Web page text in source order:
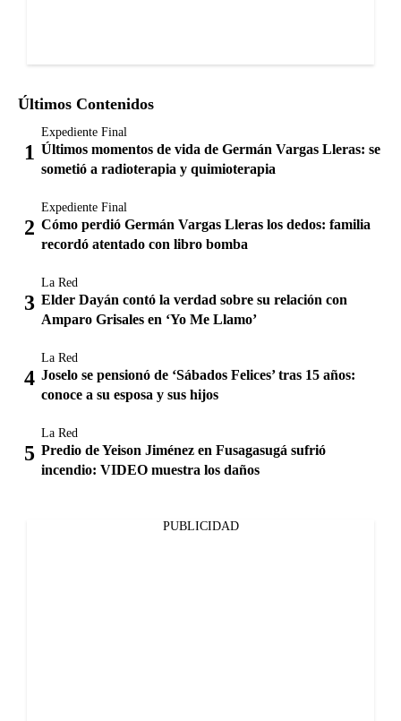
Últimos Contenidos
Expediente Final
Últimos momentos de vida de Germán Vargas Lleras: se
sometió a radioterapia y quimioterapia
Expediente Final
Cómo perdió Germán Vargas Lleras los dedos: familia
recordó atentado con libro bomba
La Red
Elder Dayán contó la verdad sobre su relación con
Amparo Grisales en ‘Yo Me Llamo’
La Red
Joselo se pensionó de ‘Sábados Felices’ tras 15 años:
conoce a su esposa y sus hijos
La Red
Predio de Yeison Jiménez en Fusagasugá sufrió
incendio: VIDEO muestra los daños
PUBLICIDAD